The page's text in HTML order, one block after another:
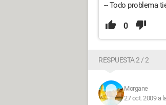
-- Todo problema
0
RESPUESTA 2 / 2
Morgane
27 oct. 2009 a